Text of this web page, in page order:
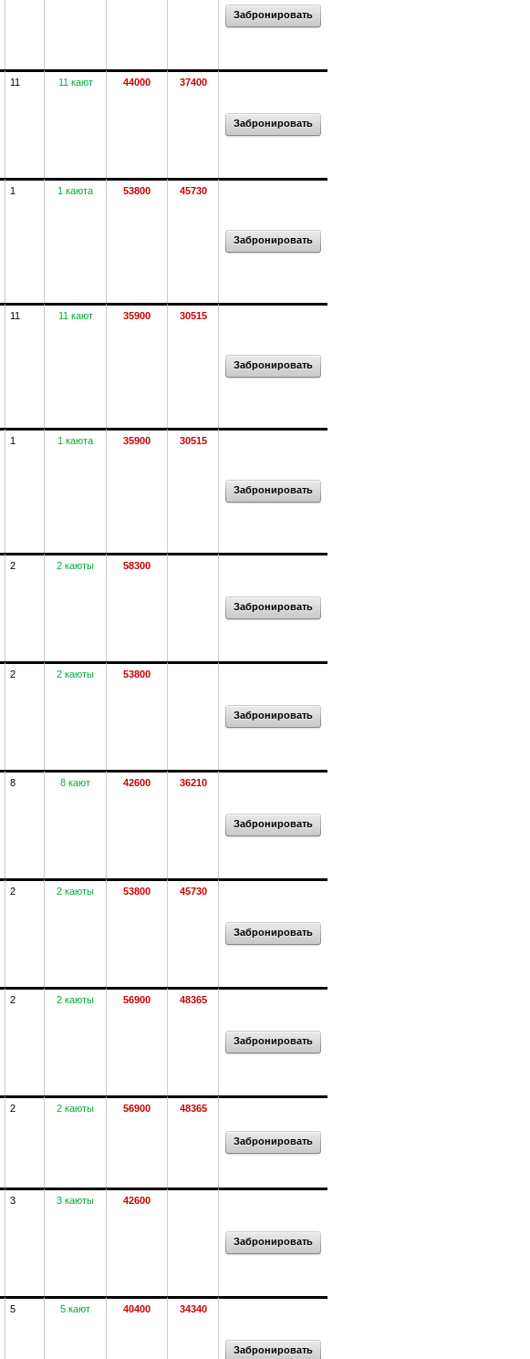
Забронировать
11 11 кают 44000 37400
Забронировать
1 1 каюта 53800 45730
Забронировать
11 11 кают 35900 30515
Забронировать
1 1 каюта 35900 30515
Забронировать
2 2 каюты 58300
Забронировать
2 2 каюты 53800
Забронировать
8 8 кают 42600 36210
Забронировать
2 2 каюты 53800 45730
Забронировать
2 2 каюты 56900 48365
Забронировать
2 2 каюты 56900 48365
Забронировать
3 3 каюты 42600
Забронировать
5 5 кают 40400 34340
Забронировать